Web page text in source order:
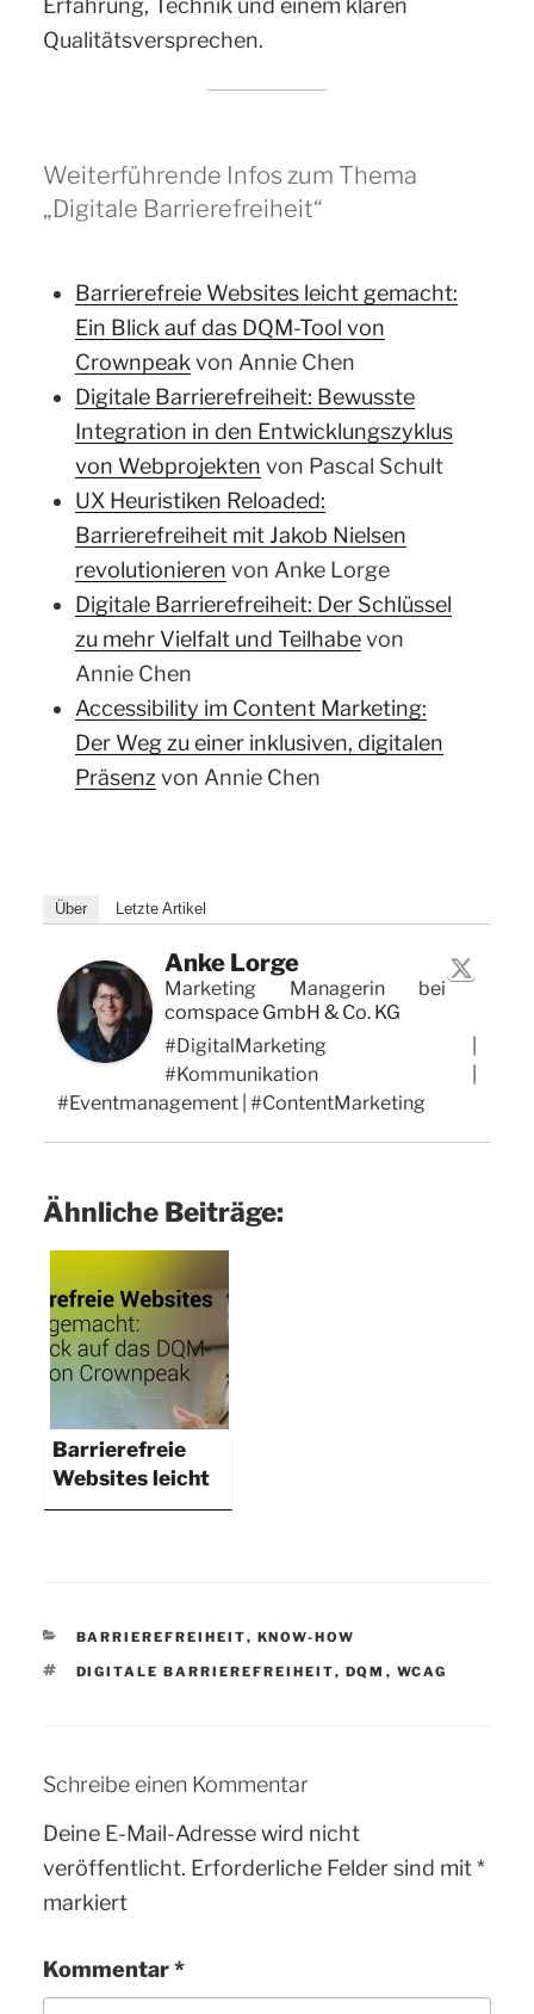
Erfahrung, Technik und einem klaren
Qualitätsversprechen.
Weiterführende Infos zum Thema
„Digitale Barrierefreiheit“
Barrierefreie Websites leicht gemacht:
Ein Blick auf das DQM-Tool von
Crownpeak von Annie Chen
Digitale Barrierefreiheit: Bewusste
Integration in den Entwicklungszyklus
von Webprojekten von Pascal Schult
UX Heuristiken Reloaded:
Barrierefreiheit mit Jakob Nielsen
revolutionieren von Anke Lorge
Digitale Barrierefreiheit: Der Schlüssel
zu mehr Vielfalt und Teilhabevon
Annie Chen
Accessibility im Content Marketing:
Der Weg zu einer inklusiven, digitalen
Präsenz von Annie Chen
Über Letzte Artikel
Anke Lorge
Marketing Managerin bei
comspace GmbH & Co. KG
#DigitalMarketing |
#Kommunikation |
#Eventmanagement | #ContentMarketing
Ähnliche Beiträge:
Barrierefreie
Websites leicht
gemacht: Ein
KATEGORIEN
BARRIEREFREIHEIT, KNOW-HOW
SCHLAGWÖRTER
DIGITALE BARRIEREFREIHEIT, DQM , WCAG
Schreibe einen Kommentar
Deine E-Mail-Adresse wird nicht
veröffentlicht. Erforderliche Felder sind mit*
markiert
Kommentar*